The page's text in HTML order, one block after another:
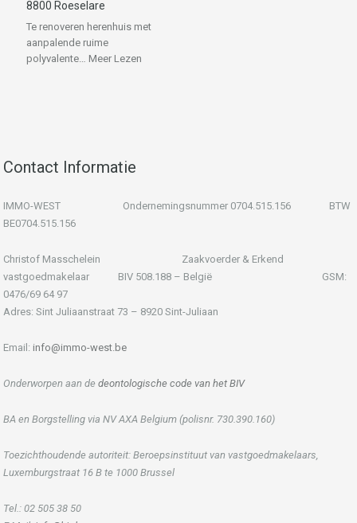
8800 Roeselare
Te renoveren herenhuis met
aanpalende ruime
polyvalente… Meer Lezen
Contact Informatie
IMMO-WEST Ondernemingsnummer 0704.515.156 BTW
BE0704.515.156
Christof Masschelein Zaakvoerder & Erkend
vastgoedmakelaar BIV 508.188 – België GSM:
0476/69 64 97
Adres: Sint Juliaanstraat 73 – 8920 Sint-Juliaan
Email: info@immo-west.be
Onderworpen aan de deontologische code van het BIV
BA en Borgstelling via NV AXA Belgium (polisnr. 730.390.160)
Toezichthoudende autoriteit: Beroepsinstituut van vastgoedmakelaars,
Luxemburgstraat 16 B te 1000 Brussel
Tel.: 02 505 38 50